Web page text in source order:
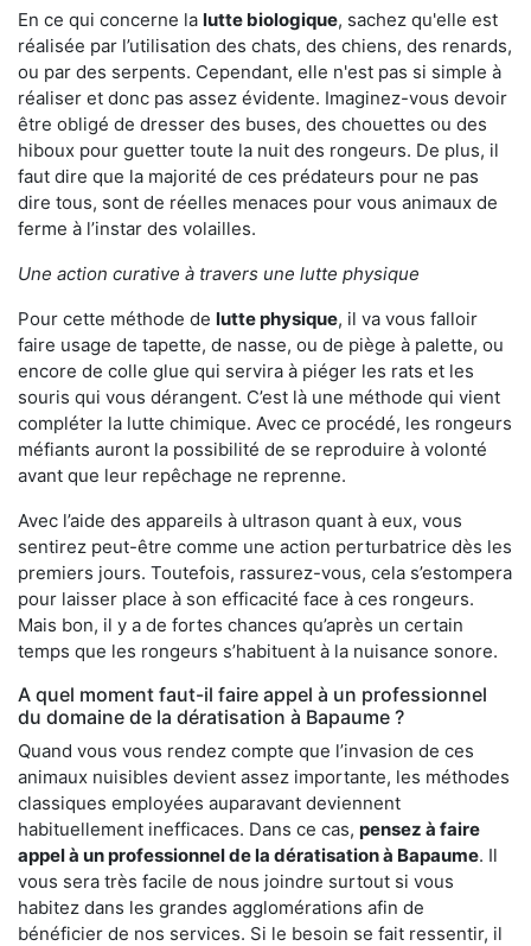
En ce qui concerne la lutte biologique, sachez qu'elle est
réalisée par l’utilisation des chats, des chiens, des renards,
ou par des serpents. Cependant, elle n'est pas si simple à
réaliser et donc pas assez évidente. Imaginez-vous devoir
être obligé de dresser des buses, des chouettes ou des
hiboux pour guetter toute la nuit des rongeurs. De plus, il
faut dire que la majorité de ces prédateurs pour ne pas
dire tous, sont de réelles menaces pour vous animaux de
ferme à l’instar des volailles.
Une action curative à travers une lutte physique
Pour cette méthode de lutte physique, il va vous falloir
faire usage de tapette, de nasse, ou de piège à palette, ou
encore de colle glue qui servira à piéger les rats et les
souris qui vous dérangent. C’est là une méthode qui vient
compléter la lutte chimique. Avec ce procédé, les rongeurs
méfiants auront la possibilité de se reproduire à volonté
avant que leur repêchage ne reprenne.
Avec l’aide des appareils à ultrason quant à eux, vous
sentirez peut-être comme une action perturbatrice dès les
premiers jours. Toutefois, rassurez-vous, cela s’estompera
pour laisser place à son efficacité face à ces rongeurs.
Mais bon, il y a de fortes chances qu’après un certain
temps que les rongeurs s’habituent à la nuisance sonore.
A quel moment faut-il faire appel à un professionnel
du domaine de la dératisation à Bapaume ?
Quand vous vous rendez compte que l’invasion de ces
animaux nuisibles devient assez importante, les méthodes
classiques employées auparavant deviennent
habituellement inefficaces. Dans ce cas, pensez à faire
appel à un professionnel de la dératisation à Bapaume. Il
vous sera très facile de nous joindre surtout si vous
habitez dans les grandes agglomérations afin de
bénéficier de nos services. Si le besoin se fait ressentir, il